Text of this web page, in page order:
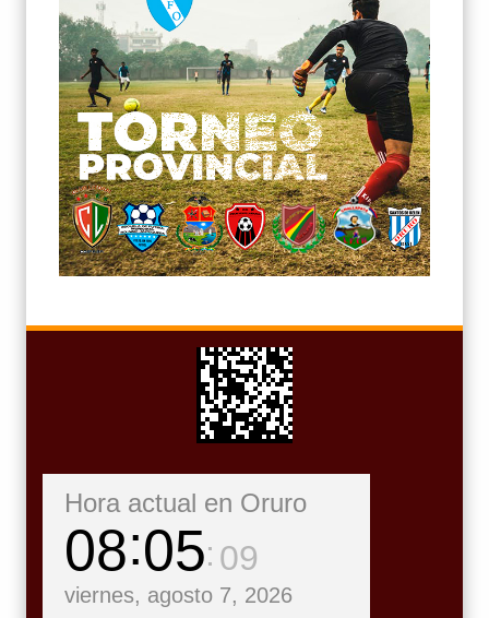
Hora actual en Oruro
08 05 10
viernes, agosto 7, 2026